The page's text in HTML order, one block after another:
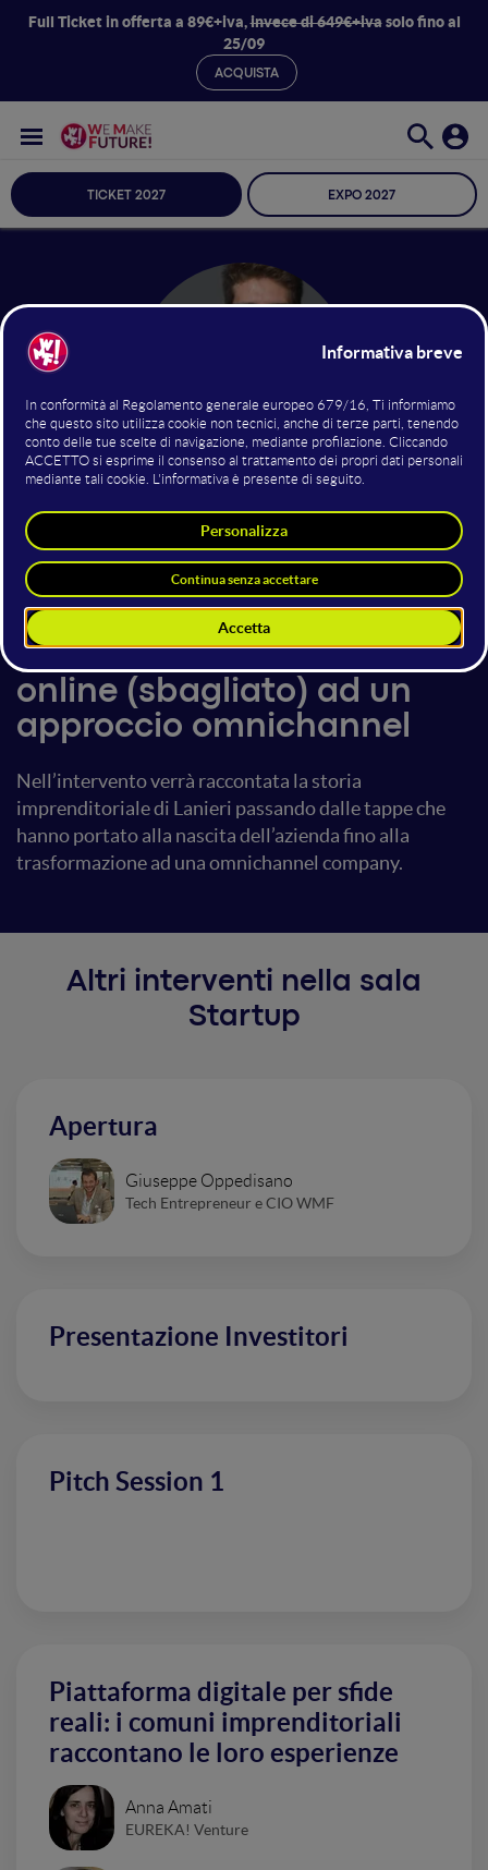
Full Ticket in offerta a 89€+iva,invece di 649€+ivasolo fino al
25/09
ACQUISTA
TICKET 2027 EXPO 2027
22 giugno 201811:30 - 11:50
Startup
Lanieri - Da un business
online (sbagliato) ad un
approccio omnichannel
Nell’intervento verrà raccontata la storia
imprenditoriale di Lanieri passando dalle tappe che
hanno portato alla nascita dell’azienda fino alla
trasformazione ad una omnichannel company.
Altri interventi nella sala
Startup
Apertura
Giuseppe Oppedisano
Tech Entrepreneur e CIO WMF
Presentazione Investitori
Pitch Session 1
Piattaforma digitale per sfide
reali: i comuni imprenditoriali
raccontano le loro esperienze
Anna Amati
EUREKA! Venture